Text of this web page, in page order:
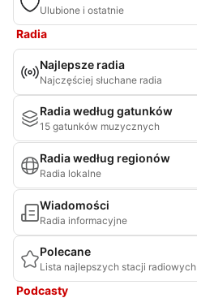
Ulubione i ostatnie
Radia
Najlepsze radia
Najczęściej słuchane radia
Radia według gatunków
15 gatunków muzycznych
Radia według regionów
Radia lokalne
Wiadomości
Radia informacyjne
Polecane
Lista najlepszych stacji radiowych
Podcasty